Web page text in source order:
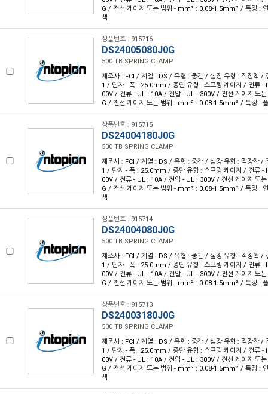
G / 전선 게이지 또는 범위 - mm² : 0.08-1.5mm² / 특징 :
색
상품번호 : 915716
DS24005080J0G
500 TB SPRING CLAMP
제조사 : FCI / 계열 : DS / 유형 : 중간 / 실장 유형 : 직장착 /
1 / 단자 - 폭 : 25.0mm / 종단 유형 : 스프링 케이지 / 전류 -
00V / 전류 - UL : 10A / 전압 - UL : 300V / 전선 게이지 또
G / 전선 게이지 또는 범위 - mm² : 0.08-1.5mm² / 특징 :
상품번호 : 915715
DS24004180J0G
500 TB SPRING CLAMP
제조사 : FCI / 계열 : DS / 유형 : 중간 / 실장 유형 : 직장착 /
1 / 단자 - 폭 : 25.0mm / 종단 유형 : 스프링 케이지 / 전류 -
00V / 전류 - UL : 10A / 전압 - UL : 300V / 전선 게이지 또
G / 전선 게이지 또는 범위 - mm² : 0.08-1.5mm² / 특징 :
색
상품번호 : 915714
DS24004080J0G
500 TB SPRING CLAMP
제조사 : FCI / 계열 : DS / 유형 : 중간 / 실장 유형 : 직장착 /
1 / 단자 - 폭 : 25.0mm / 종단 유형 : 스프링 케이지 / 전류 -
00V / 전류 - UL : 10A / 전압 - UL : 300V / 전선 게이지 또
G / 전선 게이지 또는 범위 - mm² : 0.08-1.5mm² / 특징 :
상품번호 : 915713
DS24003180J0G
500 TB SPRING CLAMP
제조사 : FCI / 계열 : DS / 유형 : 중간 / 실장 유형 : 직장착 /
1 / 단자 - 폭 : 25.0mm / 종단 유형 : 스프링 케이지 / 전류 -
00V / 전류 - UL : 10A / 전압 - UL : 300V / 전선 게이지 또
G / 전선 게이지 또는 범위 - mm² : 0.08-1.5mm² / 특징 :
색